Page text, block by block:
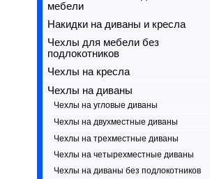
мебели
Накидки на диваны и кресла
Чехлы для мебели без
подлокотников
Чехлы на кресла
Чехлы на диваны
Чехлы на угловые диваны
Чехлы на двухместные диваны
Чехлы на трехместные диваны
Чехлы на четырехместные диваны
Чехлы на диваны без подлокотников